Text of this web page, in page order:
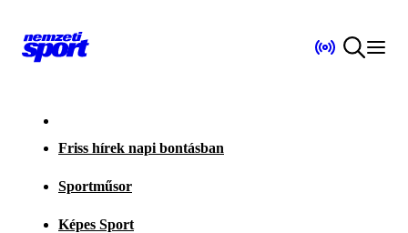
Friss hírek napi bontásban
Sportműsor
Képes Sport